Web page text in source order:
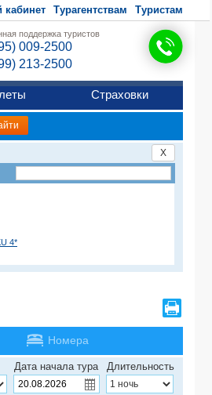
Турагентствам Туристам
поддержка туристов
009-2500
213-2500
Страховки
X
4*
Номера
Дата начала тура Длительность